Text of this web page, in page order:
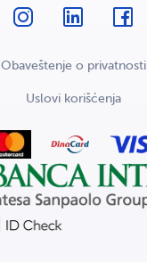
Obaveštenje o privatnosti
Uslovi korišćenja